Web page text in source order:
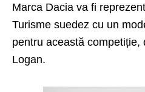
Marca Dacia va fi
Turisme suedez cu un
pentru această competiție,
Logan.